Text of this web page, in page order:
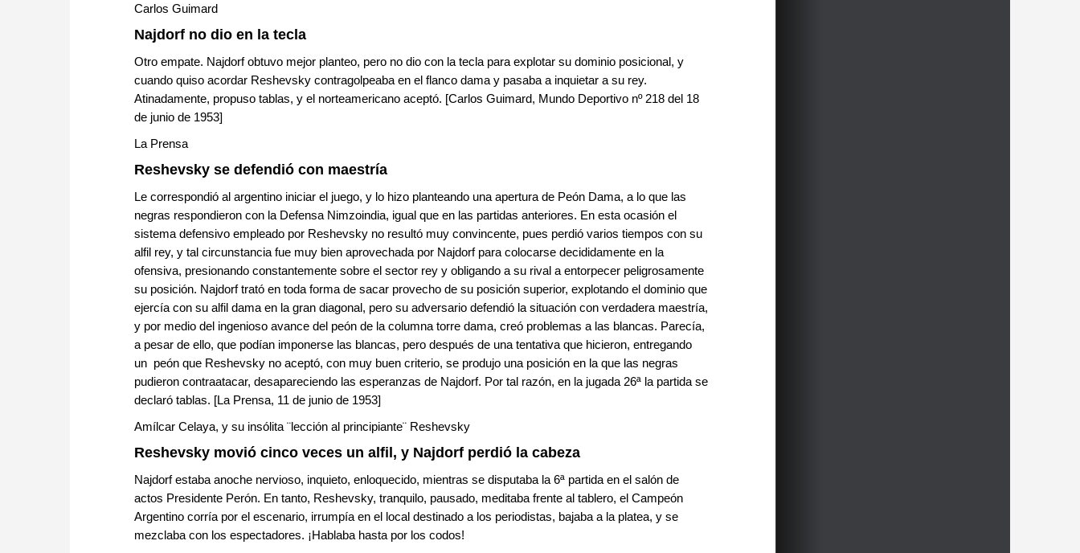
Carlos Guimard
Najdorf no dio en la tecla
Otro empate. Najdorf obtuvo mejor planteo, pero no dio con la tecla para explotar su dominio posicional, y
cuando quiso acordar Reshevsky contragolpeaba en el flanco dama y pasaba a inquietar a su rey.
Atinadamente, propuso tablas, y el norteamericano aceptó. [Carlos Guimard, Mundo Deportivo nº 218 del 18
de junio de 1953]
La Prensa
Reshevsky se defendió con maestría
Le correspondió al argentino iniciar el juego, y lo hizo planteando una apertura de Peón Dama, a lo que las
negras respondieron con la Defensa Nimzoindia, igual que en las partidas anteriores. En esta ocasión el
sistema defensivo empleado por Reshevsky no resultó muy convincente, pues perdió varios tiempos con su
alfil rey, y tal circunstancia fue muy bien aprovechada por Najdorf para colocarse decididamente en la
ofensiva, presionando constantemente sobre el sector rey y obligando a su rival a entorpecer peligrosamente
su posición. Najdorf trató en toda forma de sacar provecho de su posición superior, explotando el dominio que
ejercía con su alfil dama en la gran diagonal, pero su adversario defendió la situación con verdadera maestría,
y por medio del ingenioso avance del peón de la columna torre dama, creó problemas a las blancas. Parecía,
a pesar de ello, que podían imponerse las blancas, pero después de una tentativa que hicieron, entregando
un peón que Reshevsky no aceptó, con muy buen criterio, se produjo una posición en la que las negras
pudieron contraatacar, desapareciendo las esperanzas de Najdorf. Por tal razón, en la jugada 26ª la partida se
declaró tablas. [La Prensa, 11 de junio de 1953]
Amílcar Celaya, y su insólita ¨lección al principiante¨ Reshevsky
Reshevsky movió cinco veces un alfil, y Najdorf perdió la cabeza
Najdorf estaba anoche nervioso, inquieto, enloquecido, mientras se disputaba la 6ª partida en el salón de
actos Presidente Perón. En tanto, Reshevsky, tranquilo, pausado, meditaba frente al tablero, el Campeón
Argentino corría por el escenario, irrumpía en el local destinado a los periodistas, bajaba a la platea, y se
mezclaba con los espectadores. ¡Hablaba hasta por los codos!